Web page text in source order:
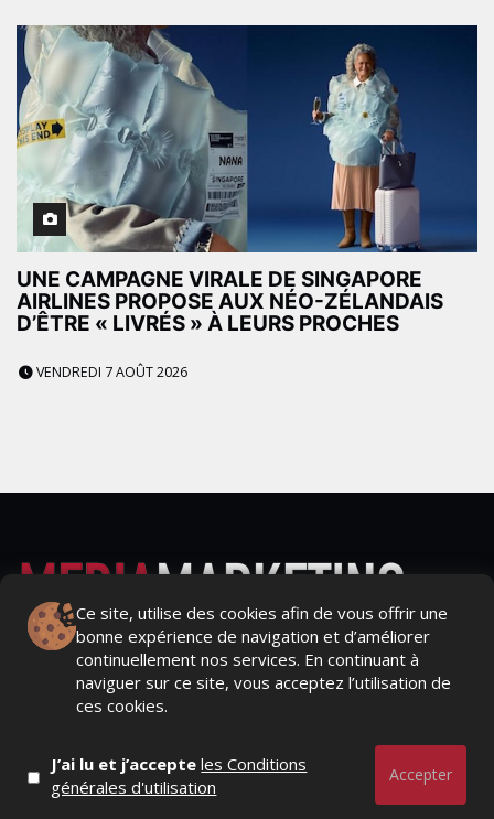
UNE CAMPAGNE VIRALE DE SINGAPORE
AIRLINES PROPOSE AUX NÉO-ZÉLANDAIS
D’ÊTRE « LIVRÉS » À LEURS PROCHES
VENDREDI 7 AOÛT 2026
Ce site, utilise des cookies afin de vous offrir une
bonne expérience de navigation et d’améliorer
continuellement nos services. En continuant à
naviguer sur ce site, vous acceptez l’utilisation de
ces cookies.
J’ai lu et j’accepteles Conditions
générales d'utilisation
Accepter
Actualités Média, Actualités Com/Market/Ntic, Actualités
Distrib, Dossier, Interview, Stratégies, Communication,
Marques avenue, Relations presse, Créa, Baromètre,
People, Métier, Profil...
RESTER CONNECTÉ